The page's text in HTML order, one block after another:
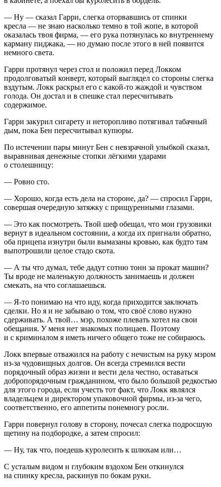
— Ну — сказал Гарри, слегка оторвавшись от спинки
кресла — не знаю насколько темно в той жопе, в которой
оказалась твоя фирма, — его рука потянулась ко внутреннему
карману пиджака, — но думаю после этого в ней появится
немного света.
Гарри протянул через стол и положил перед Локком
продолговатый конверт, который выглядел со стороны слегка
вздутым. Локк раскрыл его с какой-то жаждой и чувством
голода. Он достал и в спешке стал пересчитывать
содержимое.
Гарри закурил сигарету и неторопливо потягивал табачный
дым, пока Бен пересчитывал купюры.
По истечении пары минут Бен с невзрачной улыбкой сказал,
выравнивая денежные стопки лёгкими ударами
о столешницу:
— Ровно сто.
— Хорошо, когда есть дела на стороне, да? — спросил Гарри,
совершая очередную затяжку с прищуренными глазами.
— Это как посмотреть. Твой шеф обещал, что мои грузовики
вернут в идеальном состоянии, а когда их пригнали обратно,
оба прицепа изнутри были вымазаны кровью, как будто там
выпотрошили целое стадо скота.
— А ты что думал, тебе дадут сотню тонн за прокат машин?
Ты вроде не маленькую должность занимаешь и должен
смекать, на что соглашаешься.
— Я-то понимаю на что иду, когда приходится заключать
сделки. Но я и не забываю о том, что своё слово нужно
сдерживать. А твой… мэр, похоже плевать хотел на свои
обещания. У меня нет знакомых полицаев. Поэтому
и с криминалом я иметь ничего общего тоже не собираюсь.
Локк впервые отважился на работу с нечистым на руку мэром
из-за чудовищных долгов. Он всегда стремился вести
порядочный образ жизни и вести дела честно, оставаться
добропорядочным гражданином, что было большой редкостью
для этого города, если учесть тот факт, что Локк являлся
владельцем и директором упаковочной фирмы, из-за чего,
соответственно, его аппетиты понемногу росли.
Гарри повернул голову в сторону, почесал слегка подросшую
щетину на подбородке, а затем спросил:
— Ну, так что, поедешь куролесить к шлюхам или…
С усталым видом и глубоким вздохом Бен откинулся
на спинку кресла, раскинув по бокам руки.